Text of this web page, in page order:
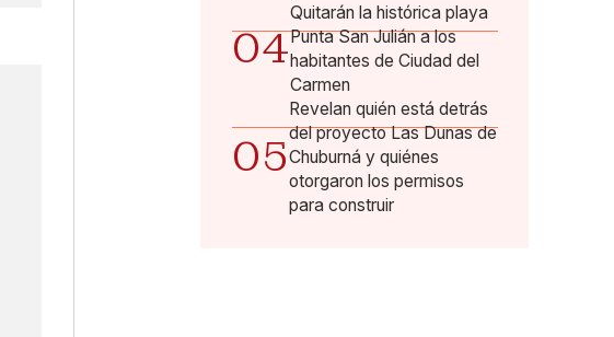
04
Quitarán la histórica playa
Punta San Julián a los
habitantes de Ciudad del
Carmen
05
Revelan quién está detrás
del proyecto Las Dunas de
Chuburná y quiénes
otorgaron los permisos
para construir